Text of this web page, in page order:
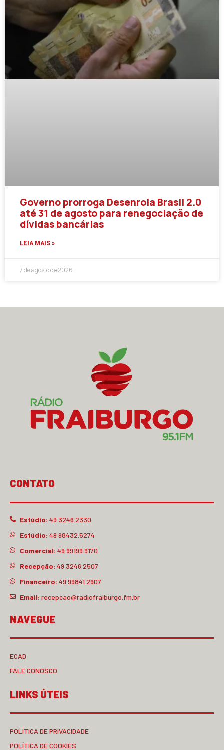
Governo prorroga Desenrola Brasil 2.0
até 31 de agosto para renegociação de
dívidas bancárias
LEIA MAIS »
7 de agosto de 2026
CONTATO
Estúdio: 49 3246.2330
Estúdio: 49 98432.5274
Comercial: 49 99199.9170
Recepção: 49 3246.2507
Financeiro: 49 99841.2907
Email: recepcao@radiofraiburgo.fm.br
NAVEGUE
ECAD
FALE CONOSCO
LINKS ÚTEIS
POLÍTICA DE PRIVACIDADE
POLÍTICA DE COOKIES